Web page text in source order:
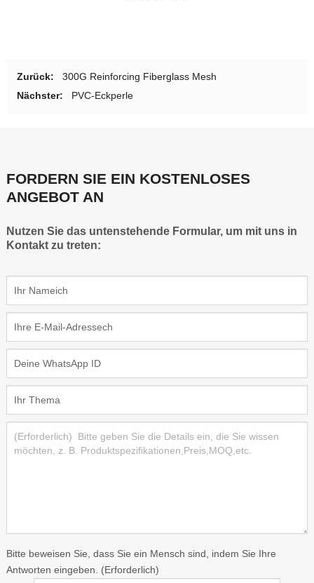
Zurück: 300G Reinforcing Fiberglass Mesh
Nächster:
PVC-Eckperle
FORDERN SIE EIN KOSTENLOSES
ANGEBOT AN
Nutzen Sie das untenstehende Formular, um mit uns in
Kontakt zu treten:
Bitte beweisen Sie, dass Sie ein Mensch sind, indem Sie Ihre
Antworten eingeben. (Erforderlich)